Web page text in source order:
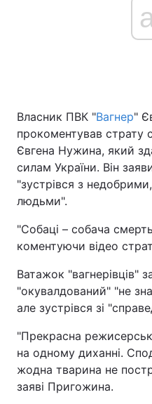
Власник ПВК "Вагнер"
прокоментував страту
Євгена Нужина, який
силам України. Він
"зустрівся з
людьми".
"Собаці – собача
коментуючи відео
Ватажок "вагнерівців"
"окувалдований" "не
але зустрівся зі
"Прекрасна
на одному диханні.
жодна тварина не
заяві Пригожина.